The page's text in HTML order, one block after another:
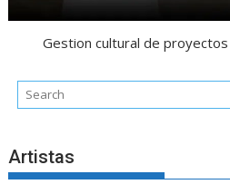
Gestion cultural de
Artistas